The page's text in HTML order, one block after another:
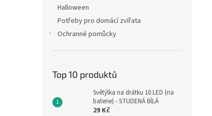
Halloween
Potřeby pro domácí zvířata
Ochranné pomůcky
Top 10 produktů
Světýlka na drátku 10 LED (na
baterie) - STUDENÁ BÍLÁ
29 Kč